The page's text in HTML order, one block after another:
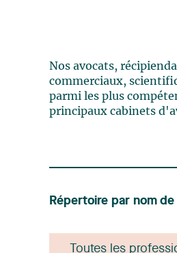
Nos avocats,
commerciaux,
parmi les plus
principaux cabinets
Répertoire par nom